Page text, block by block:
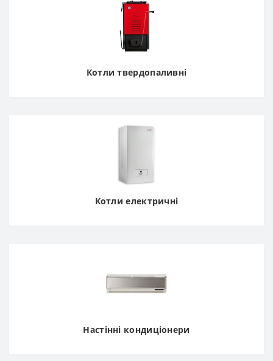
Котли твердопаливні
Котли електричні
Настінні кондиціонери